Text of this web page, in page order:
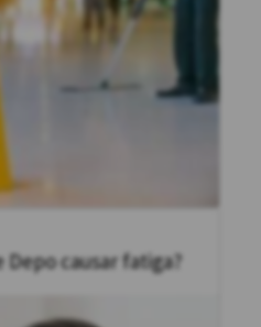
causar fatiga?